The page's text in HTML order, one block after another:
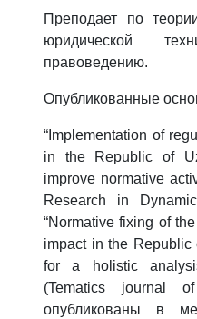
Преподает по
юридической
правоведению.
Опубликованные
“Implementation of
in the Republic of
improve normative
Research in
“Normative fixing of
impact in the
for a holistic
(Tematics journal
опубликованы в